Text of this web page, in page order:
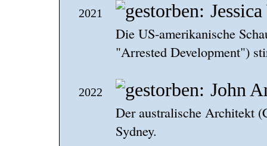
2021
Die US-amerikanische
"Arrested Development")
2022 John
Der australische Architekt
Sydney.